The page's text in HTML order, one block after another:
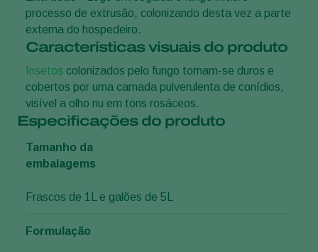
processo de extrusão, colonizando desta vez a parte
externa do hospedeiro.
Características visuais do produto
Insetos colonizados pelo fungo tornam-se duros e
cobertos por uma camada pulverulenta de conídios,
visível a olho nu em tons rosáceos.
Especificações do produto
Tamanho da
embalagems
Frascos de 1L e galões de 5L
Formulação